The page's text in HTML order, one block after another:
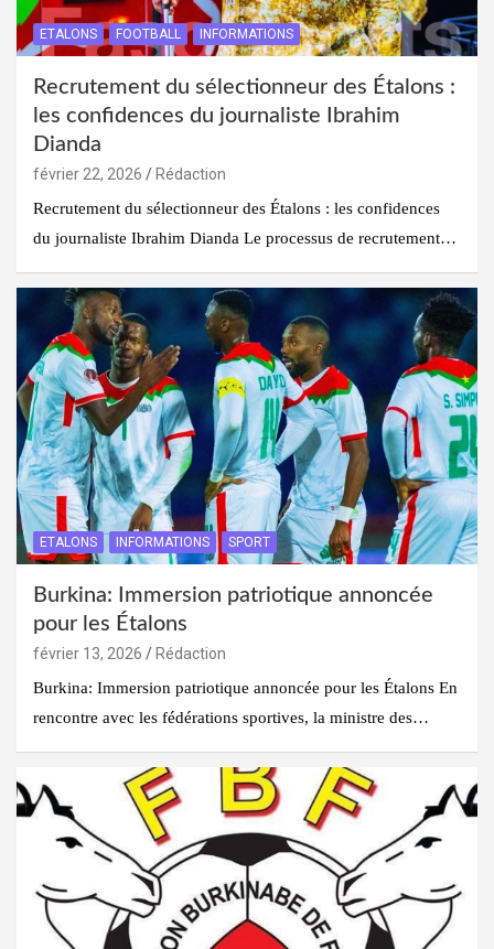
ETALONS FOOTBALL INFORMATIONS
Recrutement du sélectionneur des Étalons :
les confidences du journaliste Ibrahim
Dianda
février 22, 2026
Rédaction
Recrutement du sélectionneur des Étalons : les confidences
du journaliste Ibrahim Dianda Le processus de recrutement…
ETALONS INFORMATIONS SPORT
Burkina: Immersion patriotique annoncée
pour les Étalons
février 13, 2026
Rédaction
Burkina: Immersion patriotique annoncée pour les Étalons En
rencontre avec les fédérations sportives, la ministre des…